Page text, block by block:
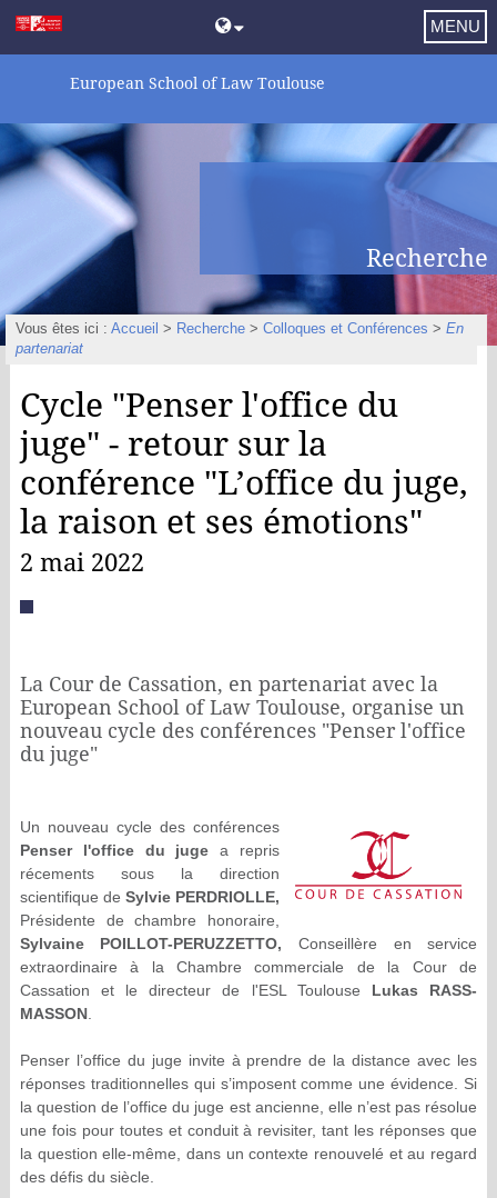
European School of Law Toulouse
MENU
Recherche
Vous êtes ici :Accueil > Recherche >Colloques et Conférences >En
partenariat
Cycle "Penser l'office du
juge" - retour sur la
conférence "L’office du juge,
la raison et ses émotions"
2 mai 2022
La Cour de Cassation, en partenariat avec la
European School of Law Toulouse, organise un
nouveau cycle des conférences "Penser l'office
du juge"
Un nouveau cycle des conférences
Penser l'office du juge a repris
récements sous la direction
scientifique deSylvie PERDRIOLLE,
Présidente de chambre honoraire,
Sylvaine POILLOT-PERUZZETTO, Conseillère en service
extraordinaire à la Chambre commerciale de la Cour de
Cassation et le directeur de l'ESL Toulouse Lukas RASS-
MASSON.
Penser l’office du juge invite à prendre de la distance avec les
réponses traditionnelles qui s’imposent comme une évidence. Si
la question de l’office du juge est ancienne, elle n’est pas résolue
une fois pour toutes et conduit à revisiter, tant les réponses que
la question elle-même, dans un contexte renouvelé et au regard
des défis du siècle.